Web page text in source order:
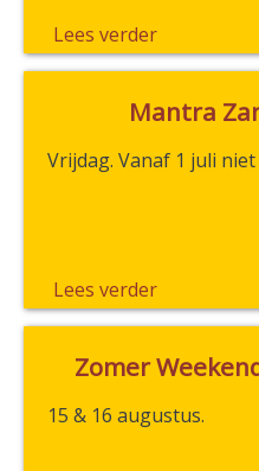
Lees verder
Mantra
Vrijdag. Vanaf 1 juli
Lees verder
Zomer
15 & 16 augustus.